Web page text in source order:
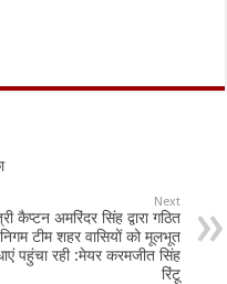
Next
कैप्टन अमरिंदर सिंह द्वारा गठित
टीम शहर वासियों को मूलभूत
पहुंचा रही :मेयर करमजीत सिंह
रिंटू